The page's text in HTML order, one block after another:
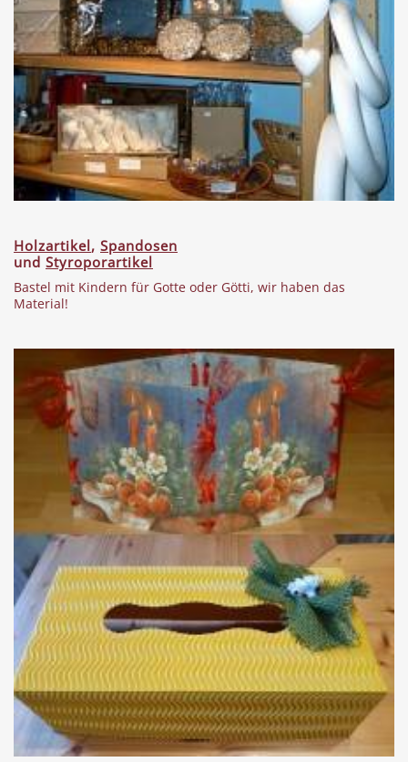
Holzartikel, Spandosen
und Styroporartikel
Bastel mit Kindern für Gotte oder Götti, wir haben das
Material!